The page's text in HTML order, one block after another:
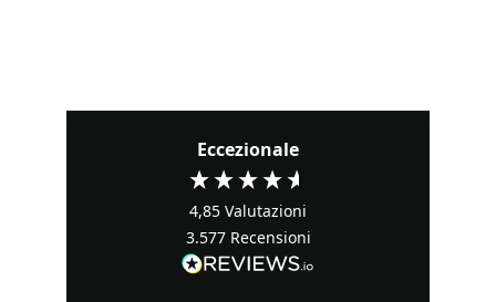
Eccezionale
4,85 Valutazioni
3.577 Recensioni